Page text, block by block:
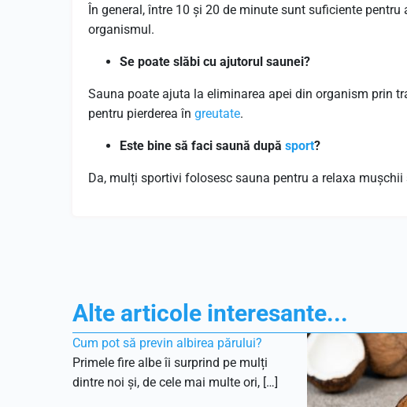
În general, între 10 și 20 de minute sunt suficiente
organismul.
Se poate slăbi cu ajutorul saunei?
Sauna poate ajuta la eliminarea apei din organism prin
pentru pierderea în greutate.
Este bine să faci saună după sport?
Da, mulți sportivi folosesc sauna pentru a relaxa
Alte articole interesante...
Cum pot să previn albirea părului?
Primele fire albe îi surprind pe mulți
dintre noi și, de cele mai multe ori, […]